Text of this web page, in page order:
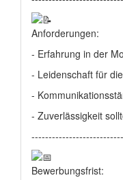
Anforderungen:
- Erfahrung in der
- Leidenschaft für
-
- Zuverlässigkeit
Bewerbungsfrist: